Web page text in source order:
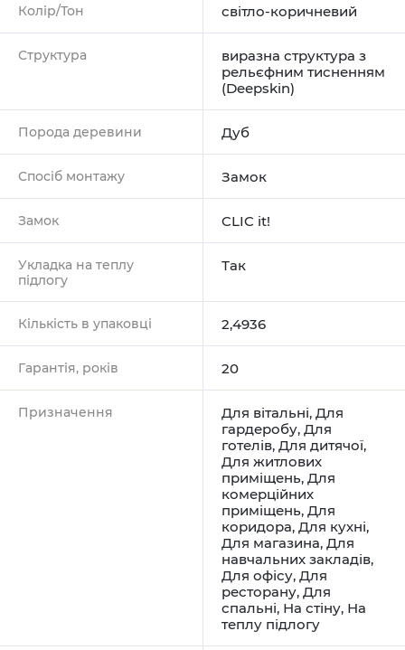
Колір/Тон світло-коричневий
Структура
виразна структура з
рельєфним тисненням
(Deepskin)
Порода деревини Дуб
Спосіб монтажу Замок
Замок CLIC it!
Укладка на теплу
підлогу
Так
Кількість в упаковці 2,4936
Гарантія, років 20
Призначення Для вітальні, Для
гардеробу, Для
готелів, Для дитячої,
Для житлових
приміщень, Для
комерційних
приміщень, Для
коридора, Для кухні,
Для магазина, Для
навчальних закладів,
Для офісу, Для
ресторану, Для
спальні, На стіну, На
теплу підлогу